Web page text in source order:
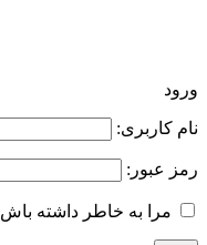
ورود
نام کاربری:
رمز عبور:
مرا به خاطر داشته باش